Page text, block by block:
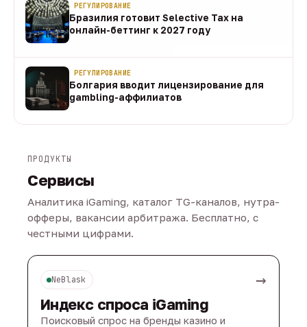
РЕГУЛИРОВАНИЕ
Бразилия готовит Selective Tax на
онлайн-беттинг к 2027 году
РЕГУЛИРОВАНИЕ
Болгария вводит лицензирование для
gambling-аффилиатов
ПРОДУКТЫ
Сервисы
Аналитика iGaming, каталог TG-каналов, нутра-
офферы, вакансии арбитража. Бесплатно, с
честными цифрами.
NeBlask →
Индекс спроса iGaming
Поисковый спрос на бренды казино и